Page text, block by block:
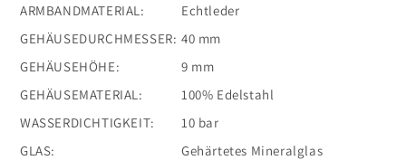
ARMBANDMATERIAL:
Echtleder
GEHÄUSEDURCHMESSER: 40 mm
GEHÄUSEHÖHE:
9 mm
GEHÄUSEMATERIAL:
100% Edelstahl
WASSERDICHTIGKEIT:
10 bar
GLAS:
Gehärtetes Mineralglas